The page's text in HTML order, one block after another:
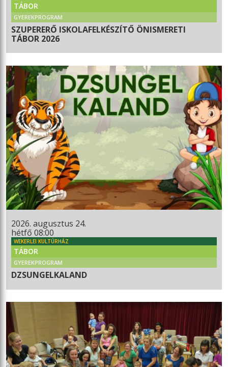
TÁBOR
GYEREKPROGRAM
SZUPERERŐ ISKOLAFELKÉSZÍTŐ ÖNISMERETI
TÁBOR 2026
2026. augusztus 24.
hétfő 08:00
WEKERLEI KULTÚRHÁZ
TÁBOR
GYEREKPROGRAM
DZSUNGELKALAND